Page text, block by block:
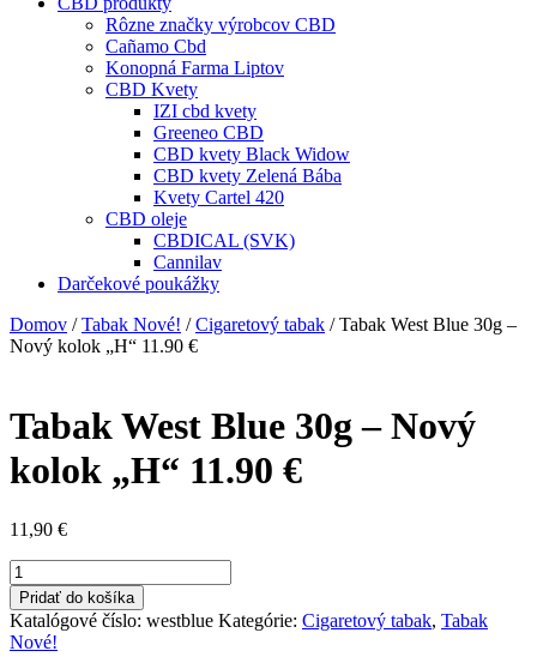
Rôzne značky výrobcov CBD
Cañamo Cbd
Konopná Farma Liptov
CBD Kvety
IZI cbd kvety
Greeneo CBD
CBD kvety Black Widow
CBD kvety Zelená Bába
Kvety Cartel 420
CBD oleje
CBDICAL (SVK)
Cannilav
Darčekové poukážky
Domov /Tabak Nové! /Cigaretový tabak / Tabak West Blue 30g –
Nový kolok „H“ 11.90 €
Tabak West Blue 30g – Nový
kolok „H“ 11.90 €
11,90 €
množstvo
Tabak
West
Blue
30g
Pridať do košíka
Katalógové číslo: westblue Kategórie: Cigaretový tabak, Tabak
Nové!